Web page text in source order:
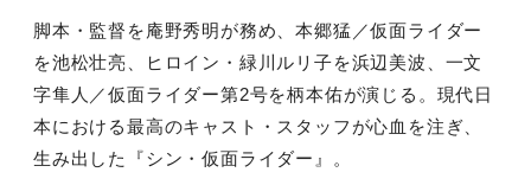
脚本・監督を庵野秀明が務め、本郷猛／仮面ライダー
を池松壮亮、ヒロイン・緑川ルリ子を浜辺美波、一文
字隼人／仮面ライダー第2号を柄本佑が演じる。現代日
本における最高のキャスト・スタッフが心血を注ぎ、
生み出した『シン・仮面ライダー』。